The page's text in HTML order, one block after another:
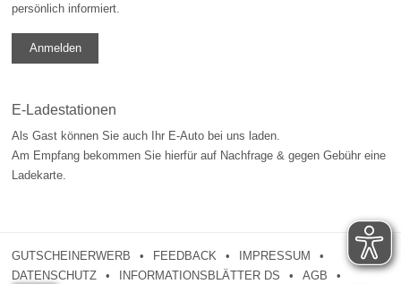
persönlich informiert.
Anmelden
E-Ladestationen
Als Gast können Sie auch Ihr E-Auto bei uns laden.
Am Empfang bekommen Sie hierfür auf Nachfrage & gegen Gebühr eine
Ladekarte.
GUTSCHEINERWERB FEEDBACK
IMPRESSUM
DATENSCHUTZ
INFORMATIONSBLÄTTER DS AGB